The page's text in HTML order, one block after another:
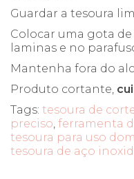
Guardar a tesoura
Colocar uma gota
laminas e no
Mantenha fora do
Produto cortante,
Tags: tesoura de
preciso, ferramenta
tesoura para uso
tesoura de aço